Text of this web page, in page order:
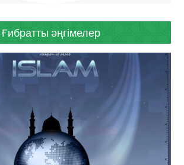
Ғибратты әңгімелер